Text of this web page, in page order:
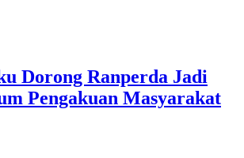
Dorong Ranperda Jadi
Pengakuan Masyarakat